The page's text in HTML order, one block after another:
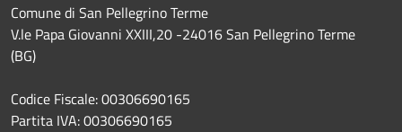
Comune di San Pellegrino Terme
V.le Papa Giovanni XXIII,20 -24016 San Pellegrino Terme
(BG)
Codice Fiscale: 00306690165
Partita IVA: 00306690165